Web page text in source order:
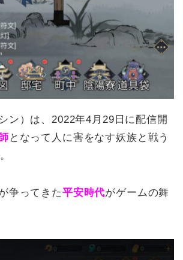
ン）は、2022年4月29日に配信開
となって人に害をなす妖族と戦う
争ってきた平安時代がゲームの舞